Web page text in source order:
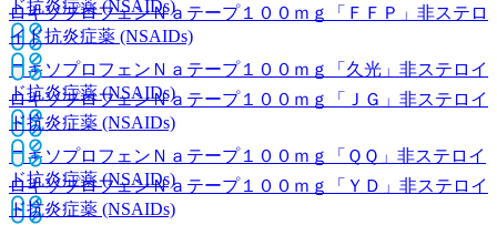
ド抗炎症薬 (NSAIDs)
ロキソプロフェンＮａテープ１００ｍｇ「久光」 非ステロイ
ド抗炎症薬 (NSAIDs)
ロキソプロフェンＮａテープ１００ｍｇ「ＱＱ」 非ステロイ
ド抗炎症薬 (NSAIDs)
ロキソプロフェンＮａテープ１００ｍｇ「ＦＦＰ」 非ステロ
イド抗炎症薬 (NSAIDs)
ロキソプロフェンＮａテープ１００ｍｇ「ＪＧ」 非ステロイ
ド抗炎症薬 (NSAIDs)
ロキソプロフェンＮａテープ１００ｍｇ「ＹＤ」 非ステロイ
ド抗炎症薬 (NSAIDs)